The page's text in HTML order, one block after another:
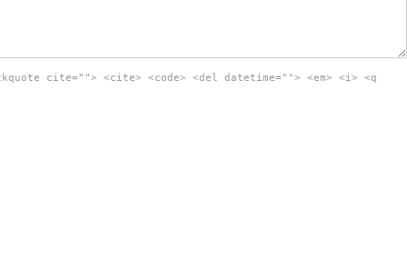
cite=""> <cite> <code> <del datetime=""> <em> <i> <q